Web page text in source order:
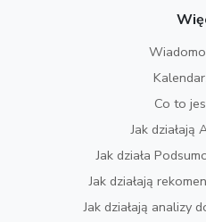
Co to
Jak działają
Jak działa
Jak działają
Jak działają analizy